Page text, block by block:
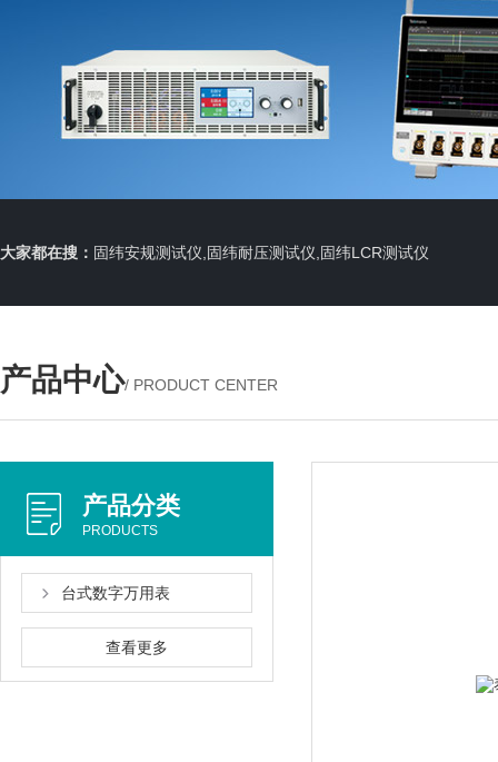
大家都在搜： 固纬安规测试仪,固纬耐压测试仪,固纬LCR测试仪
产品中心/ PRODUCT CENTER
产品分类
PRODUCTS
台式数字万用表
查看更多